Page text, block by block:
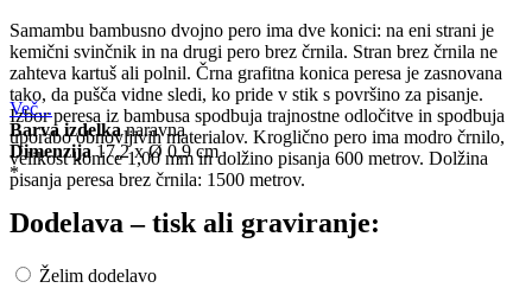
Samambu bambusno dvojno pero ima dve konici: na eni strani je
kemični svinčnik in na drugi pero brez črnila. Stran brez črnila ne
zahteva kartuš ali polnil. Črna grafitna konica peresa je zasnovana
tako, da pušča vidne sledi, ko pride v stik s površino za pisanje.
Izbor peresa iz bambusa spodbuja trajnostne odločitve in spodbuja
uporabo obnovljivih materialov. Kroglično pero ima modro črnilo,
velikost konice 1,00 mm in dolžino pisanja 600 metrov. Dolžina
pisanja peresa brez črnila: 1500 metrov.
Več...
Barva izdelka naravna
Dimenzija 17,2 x Ø 0,9 cm
*
Dodelava – tisk ali graviranje:
Želim dodelavo